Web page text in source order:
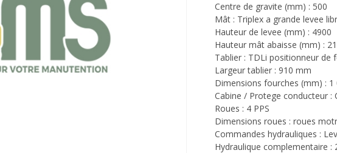
Centre de gravite (mm) : 500
Mât : Triplex a grande levee
Hauteur de levee (mm) : 4900
Hauteur mât abaisse (mm) :
Tablier : TDLi positionneur de
Largeur tablier : 910 mm
Dimensions fourches (mm) :
Cabine / Protege conducteur :
Roues : 4 PPS
Dimensions roues : roues
Commandes hydrauliques :
Hydraulique complementaire :